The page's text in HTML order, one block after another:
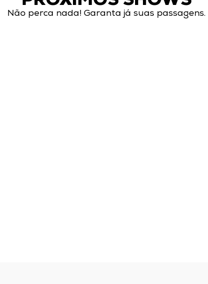
Não perca nada! Garanta já suas passagens.